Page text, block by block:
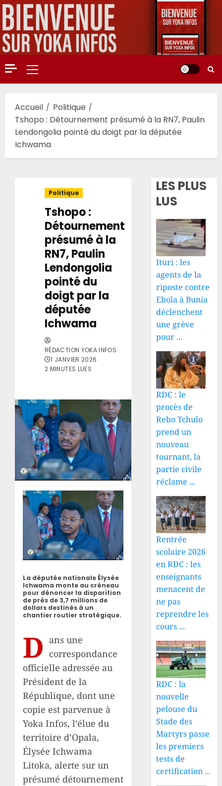
Aller
au
contenu
Menu
principal
Accueil
Politique
Tshopo : Détournement présumé à la RN7, Paulin
Lendongolia pointé du doigt par la députée
Ichwama
Politique
Tshopo :
Détournement
présumé à la
RN7, Paulin
Lendongolia
pointé du
doigt par la
députée
Ichwama
RÉDACTION YOKA INFOS
1 JANVIER 2026
2 MINUTES LUES
La députée nationale Élysée
Ichwama monte au créneau
pour dénoncer la disparition
de près de 3,7 millions de
dollars destinés à un
chantier routier stratégique.
D ans une
correspondance
officielle adressée au
Président de la
République, dont une
copie est parvenue à
Yoka Infos, l’élue du
territoire d’Opala,
Élysée Ichwama
Litoka, alerte sur un
présumé détournement
LES PLUS
LUS
Ituri : les
agents de la
riposte contre
Ebola à Bunia
déclenchent
une grève
pour ...
RDC : le
procès de
Rebo Tchulo
prend un
nouveau
tournant, la
partie civile
réclame ...
Rentrée
scolaire 2026
en RDC : les
enseignants
menacent de
ne pas
reprendre les
cours ...
RDC : la
nouvelle
pelouse du
Stade des
Martyrs passe
les premiers
tests de
certification ...